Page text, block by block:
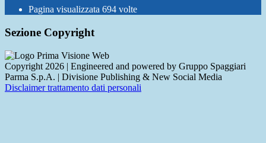
Pagina visualizzata 694 volte
Sezione Copyright
Copyright 2026 | Engineered and powered by Gruppo Spaggiari
Parma S.p.A. | Divisione Publishing & New Social Media
Disclaimer trattamento dati personali